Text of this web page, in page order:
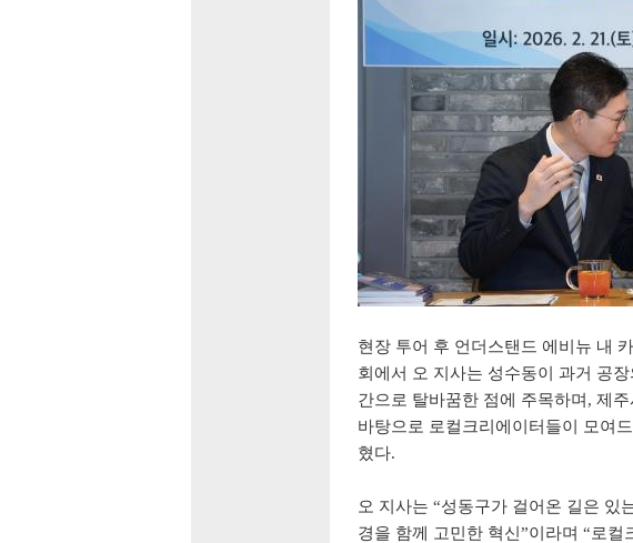
현장 투어 후 언더스탠드 에비뉴 내
회에서 오 지사는 성수동이 과거 공
간으로 탈바꿈한 점에 주목하며 , 제주
바탕으로 로컬크리에이터들이 모여
혔다.
오 지사는 “성동구가 걸어온 길은 있
경을 함께 고민한 혁신 ”이라며 “로컬